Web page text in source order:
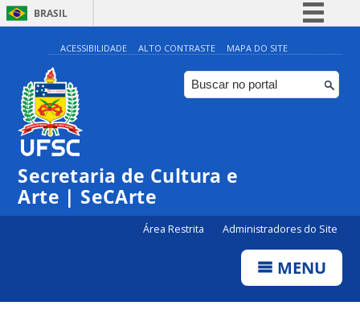
BRASIL
Simplifique!
Comunica BR
Participe
ACESSIBILIDADE ALTO CONTRASTE MAPA DO SITE
Secretaria de Cultura e
Arte | SeCArte
Área Restrita Administradores do Site
MENU
0:00
1:00